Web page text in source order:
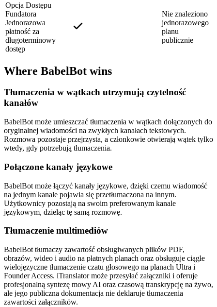
Opcja Dostępu
Fundatora
Jednorazowa
płatność za
długoterminowy
dostęp
Nie znaleziono
jednorazowego
planu
publicznie
Where BabelBot wins
Tłumaczenia w wątkach utrzymują czytelność
kanałów
BabelBot może umieszczać tłumaczenia w wątkach dołączonych do
oryginalnej wiadomości na zwykłych kanałach tekstowych.
Rozmowa pozostaje przejrzysta, a członkowie otwierają wątek tylko
wtedy, gdy potrzebują tłumaczenia.
Połączone kanały językowe
BabelBot może łączyć kanały językowe, dzięki czemu wiadomość
na jednym kanale pojawia się przetłumaczona na innym.
Użytkownicy pozostają na swoim preferowanym kanale
językowym, dzieląc tę samą rozmowę.
Tłumaczenie multimediów
BabelBot tłumaczy zawartość obsługiwanych plików PDF,
obrazów, wideo i audio na płatnych planach oraz obsługuje ciągłe
wielojęzyczne tłumaczenie czatu głosowego na planach Ultra i
Founder Access. iTranslator może przesyłać załączniki i oferuje
profesjonalną syntezę mowy AI oraz czasową transkrypcję na żywo,
ale jego publiczna dokumentacja nie deklaruje tłumaczenia
zawartości załączników.